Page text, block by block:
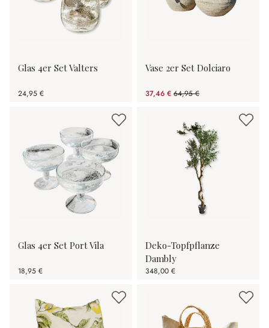
Glas 4er Set Valters
24,95 €
Vase 2er Set Dolciaro
37,46 € 64,95 €
(42.32% gespart)
Glas 4er Set Port Vila
18,95 €
Deko-Topfpflanze
Dambly
348,00 €